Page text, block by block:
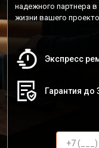
надежного партнера
жизни вашего
Экспресс
Гарантия до